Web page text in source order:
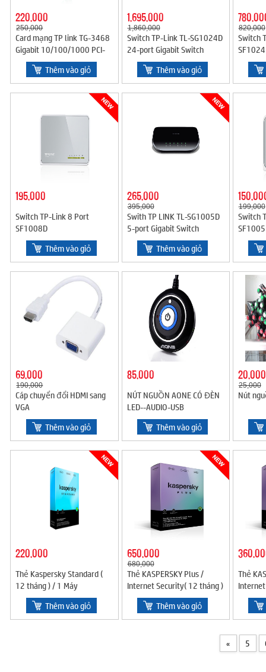
220,000
250,000
Card mạng TP link TG-3468
Gigabit 10/100/1000 PCI-
EX-1X
Thêm vào giỏ
1,695,000
1,860,000
Switch TP-Link TL-SG1024D
24-port Gigabit Switch
10/100/1000Mpbs
Thêm vào giỏ
820,000
Switch
SF1024
195,000
Switch TP-Link 8 Port
SF1008D
Thêm vào giỏ
265,000
395,000
Swith TP LINK TL-SG1005D
5-port Gigabit Switch
10/100/1000Mbps
Thêm vào giỏ
199,000
Switch
69,000
190,000
Cáp chuyển đổi HDMI sang
VGA
Thêm vào giỏ
85,000
NÚT NGUỒN AONE CÓ ĐÈN
LED--AUDIO-USB
Thêm vào giỏ
20,000
25,000
Nút
220,000
Thẻ Kaspersky Standard (
12 tháng ) / 1 Máy
Thêm vào giỏ
650,000
680,000
Thẻ KASPERSKY Plus /
Internet Security( 12 tháng )
/ 3 Máy
Thêm vào giỏ
Thẻ
) / 1
« 5